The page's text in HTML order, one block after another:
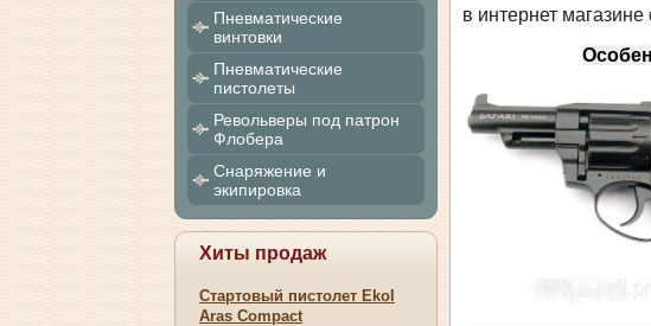
Пневматические
винтовки
Пневматические
пистолеты
Револьверы под патрон
Флобера
Снаряжение и
экипировка
Хиты продаж
Стартовый пистолет Ekol
Aras Compact
в интернет магазине